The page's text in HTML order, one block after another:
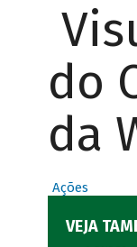
do
da
Ações
VEJA